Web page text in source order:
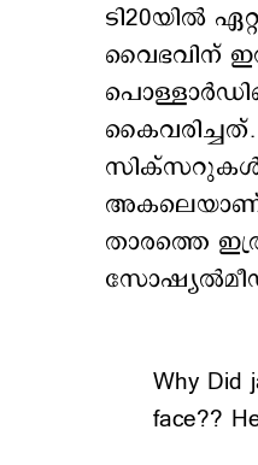
ടി20യിൽ
വൈഭവിന്
കൈവരിച്ചത്.
സിക്‌സറുകൾ
അകലെയാണ്
താരത്തെ
Why Did
face??